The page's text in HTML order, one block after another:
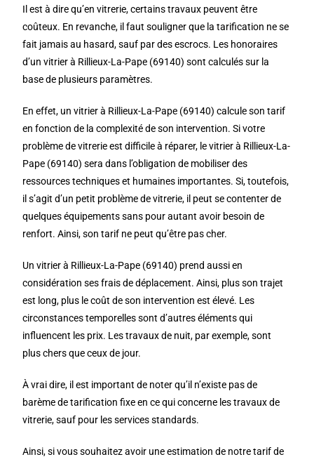
Il est à dire qu’en vitrerie, certains travaux peuvent être
coûteux. En revanche, il faut souligner que la tarification ne se
fait jamais au hasard, sauf par des escrocs. Les honoraires
d’un vitrier à Rillieux-La-Pape (69140) sont calculés sur la
base de plusieurs paramètres.
En effet, un vitrier à Rillieux-La-Pape (69140) calcule son tarif
en fonction de la complexité de son intervention. Si votre
problème de vitrerie est difficile à réparer, le vitrier à Rillieux-La-
Pape (69140) sera dans l’obligation de mobiliser des
ressources techniques et humaines importantes. Si, toutefois,
il s’agit d’un petit problème de vitrerie, il peut se contenter de
quelques équipements sans pour autant avoir besoin de
renfort. Ainsi, son tarif ne peut qu’être pas cher.
Un vitrier à Rillieux-La-Pape (69140) prend aussi en
considération ses frais de déplacement. Ainsi, plus son trajet
est long, plus le coût de son intervention est élevé. Les
circonstances temporelles sont d’autres éléments qui
influencent les prix. Les travaux de nuit, par exemple, sont
plus chers que ceux de jour.
À vrai dire, il est important de noter qu’il n’existe pas de
barème de tarification fixe en ce qui concerne les travaux de
vitrerie, sauf pour les services standards.
Ainsi, si vous souhaitez avoir une estimation de notre tarif de